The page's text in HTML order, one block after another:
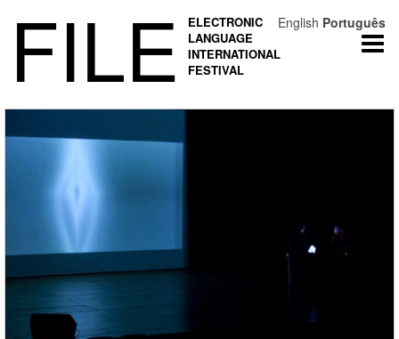
FILE
ELECTRONIC
LANGUAGE
INTERNATIONAL
FESTIVAL
English Português